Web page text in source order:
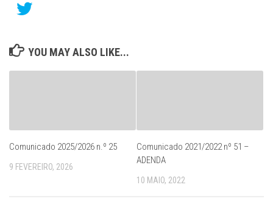
YOU MAY ALSO LIKE...
Comunicado 2025/2026 n.º 25
9 FEVEREIRO, 2026
Comunicado 2021/2022 nº 51 –
ADENDA
10 MAIO, 2022